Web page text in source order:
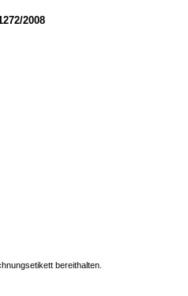
2008
bereithalten.